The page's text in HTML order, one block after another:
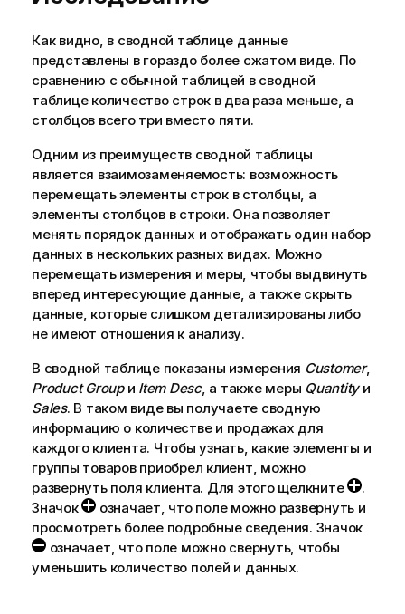
Как видно, в сводной таблице данные
представлены в гораздо более сжатом виде. По
сравнению с обычной таблицей в сводной
таблице количество строк в два раза меньше, а
столбцов всего три вместо пяти.
Одним из преимуществ сводной таблицы
является взаимозаменяемость: возможность
перемещать элементы строк в столбцы, а
элементы столбцов в строки. Она позволяет
менять порядок данных и отображать один набор
данных в нескольких разных видах. Можно
перемещать измерения и меры, чтобы выдвинуть
вперед интересующие данные, а также скрыть
данные, которые слишком детализированы либо
не имеют отношения к анализу.
В сводной таблице показаны измерения Customer,
Product Groupи Item Desc, а также меры Quantityи
Sales. В таком виде вы получаете сводную
информацию о количестве и продажах для
каждого клиента. Чтобы узнать, какие элементы и
группы товаров приобрел клиент, можно
развернуть поля клиента. Для этого щелкните
.
Значок
означает, что поле можно развернуть и
просмотреть более подробные сведения. Значок
означает, что поле можно свернуть, чтобы
уменьшить количество полей и данных.